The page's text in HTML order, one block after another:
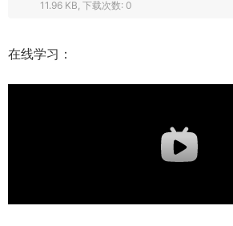
11.96 KB, 下载次数: 0
在线学习：